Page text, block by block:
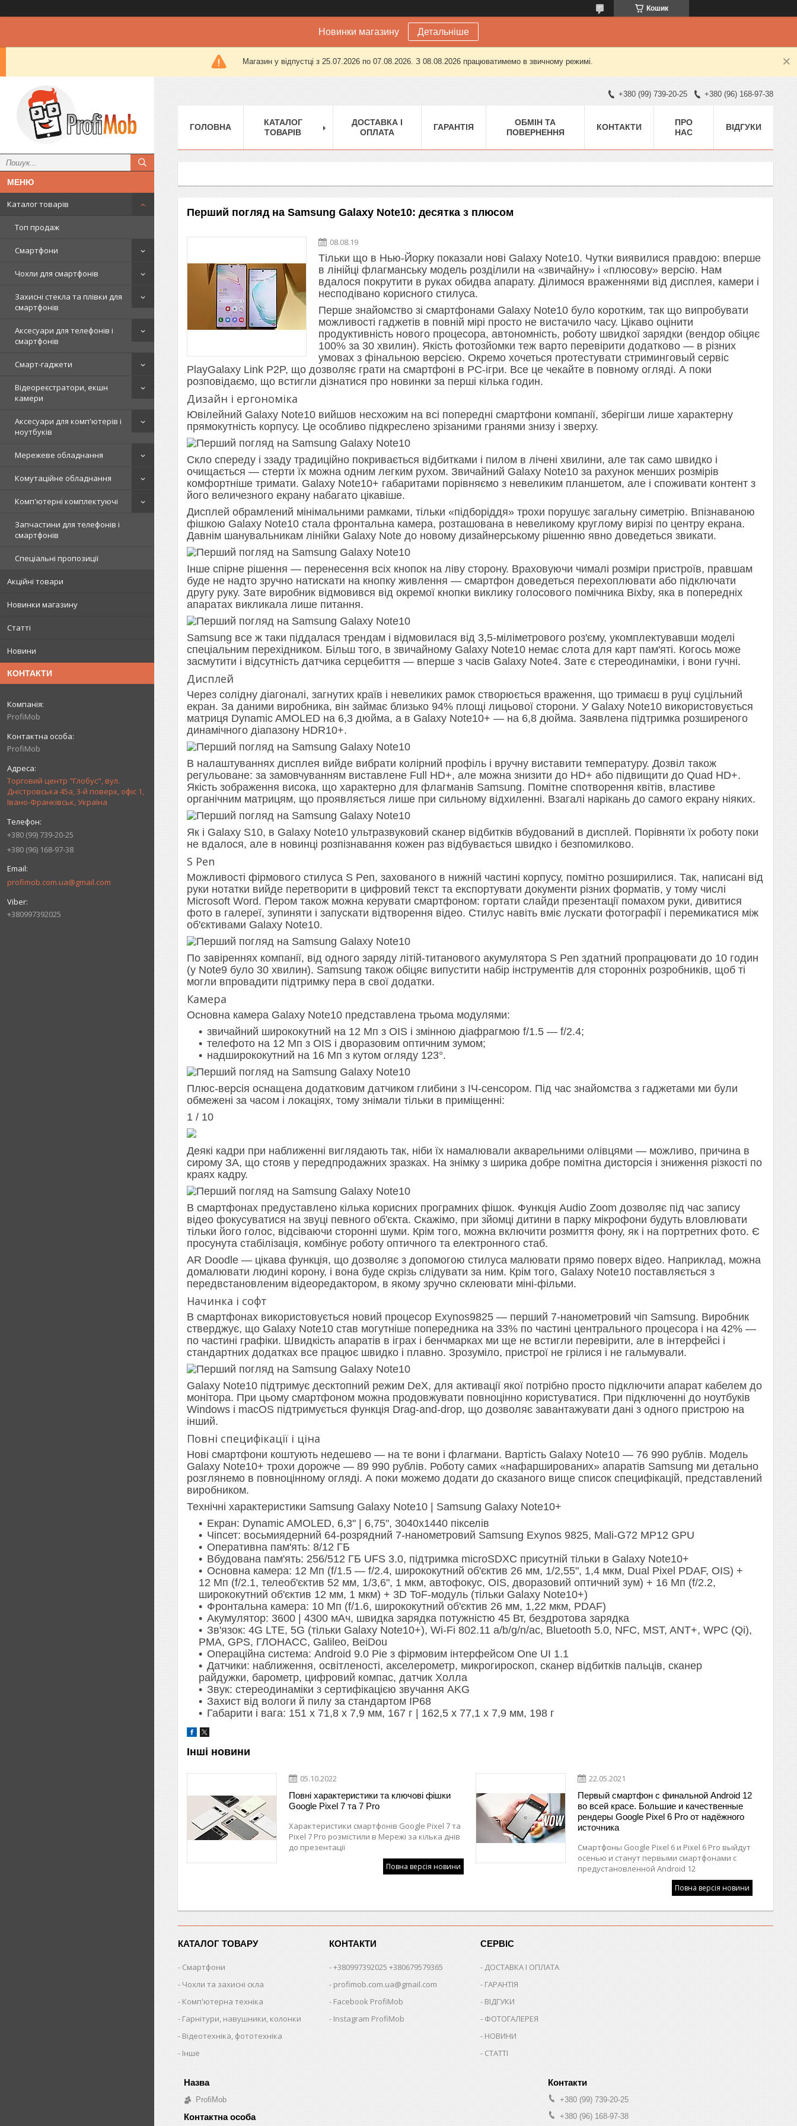
Кошик
Новинки магазину Детальніше
Магазин у відпустці з 25.07.2026 по 07.08.2026. З 08.08.2026 працюватимемо в звичному режимі.
Каталог товарів
Топ продаж
Смартфони
Чохли для смартфонів
Захисні стекла та плівки для
смартфонів
Аксесуари для телефонів і
смартфонів
Смарт-гаджети
Відеореєстратори, екшн
камери
Аксесуари для комп'ютерів і
ноутбуків
Мережеве обладнання
Комутаційне обладнання
Комп'ютерні комплектуючі
Запчастини для телефонів і
смартфонів
Спеціальні пропозиції
Акційні товари
Новинки магазину
Статті
Новини
КОНТАКТИ
ProfiMob
ProfiMob
Торговий центр "Глобус", вул.
Дністровська 45а, 3-й поверх, офіс 1,
Івано-Франківськ, Україна
+380 (99) 739-20-25
+380 (96) 168-97-38
profimob.com.ua@gmail.com
+380997392025
+380 (99) 739-20-25 +380 (96) 168-97-38
ГОЛОВНА
КАТАЛОГ
ТОВАРІВ
ДОСТАВКА І
ОПЛАТА
ГАРАНТІЯ
ОБМІН ТА
ПОВЕРНЕННЯ
КОНТАКТИ
ПРО
НАС
ВІДГУКИ
Перший погляд на Samsung Galaxy Note10: десятка з плюсом
08.08.19
Тільки що в Нью-Йорку показали нові Galaxy Note10. Чутки виявилися правдою: вперше
в лінійці флагманську модель розділили на «звичайну» і «плюсову» версію. Нам
вдалося покрутити в руках обидва апарату. Ділимося враженнями від дисплея, камери і
несподівано корисного стилуса.
Перше знайомство зі смартфонами Galaxy Note10 було коротким, так що випробувати
можливості гаджетів в повній мірі просто не вистачило часу. Цікаво оцінити
продуктивність нового процесора, автономність, роботу швидкої зарядки (вендор обіцяє
100% за 30 хвилин). Якість фотозйомки теж варто перевірити додатково — в різних
умовах з фінальною версією. Окремо хочеться протестувати стриминговый сервіс
PlayGalaxy Link P2P, що дозволяє грати на смартфоні в PC-ігри. Все це чекайте в повному огляді. А поки
розповідаємо, що встигли дізнатися про новинки за перші кілька годин.
Дизайн і ергономіка
Ювілейний Galaxy Note10 вийшов несхожим на всі попередні смартфони компанії, зберігши лише характерну
прямокутність корпусу. Це особливо підкреслено зрізаними гранями знизу і зверху.
Скло спереду і ззаду традиційно покривається відбитками і пилом в лічені хвилини, але так само швидко і
очищається — стерти їх можна одним легким рухом. Звичайний Galaxy Note10 за рахунок менших розмірів
комфортніше тримати. Galaxy Note10+ габаритами порівняємо з невеликим планшетом, але і споживати контент з
його величезного екрану набагато цікавіше.
Дисплей обрамлений мінімальними рамками, тільки «підборіддя» трохи порушує загальну симетрію. Впізнаваною
фішкою Galaxy Note10 стала фронтальна камера, розташована в невеликому круглому вирізі по центру екрана.
Давнім шанувальникам лінійки Galaxy Note до новому дизайнерському рішенню явно доведеться звикати.
Інше спірне рішення — перенесення всіх кнопок на ліву сторону. Враховуючи чималі розміри пристроїв, правшам
буде не надто зручно натискати на кнопку живлення — смартфон доведеться перехоплювати або підключати
другу руку. Зате виробник відмовився від окремої кнопки виклику голосового помічника Bixby, яка в попередніх
апаратах викликала лише питання.
Samsung все ж таки піддалася трендам і відмовилася від 3,5-міліметрового роз'єму, укомплектувавши моделі
спеціальним перехідником. Більш того, в звичайному Galaxy Note10 немає слота для карт пам'яті. Когось може
засмутити і відсутність датчика серцебиття — вперше з часів Galaxy Note4. Зате є стереодинаміки, і вони гучні.
Дисплей
Через солідну діагоналі, загнутих країв і невеликих рамок створюється враження, що тримаєш в руці суцільний
екран. За даними виробника, він займає близько 94% площі лицьової сторони. У Galaxy Note10 використовується
матриця Dynamic AMOLED на 6,3 дюйма, а в Galaxy Note10+ — на 6,8 дюйма. Заявлена підтримка розширеного
динамічного діапазону HDR10+.
В налаштуваннях дисплея вийде вибрати колірний профіль і вручну виставити температуру. Дозвіл також
регульоване: за замовчуванням виставлене Full HD+, але можна знизити до HD+ або підвищити до Quad HD+.
Якість зображення висока, що характерно для флагманів Samsung. Помітне спотворення квітів, властиве
органічним матрицям, що проявляється лише при сильному відхиленні. Взагалі нарікань до самого екрану ніяких.
Як і Galaxy S10, в Galaxy Note10 ультразвуковий сканер відбитків вбудований в дисплей. Порівняти їх роботу поки
не вдалося, але в новинці розпізнавання кожен раз відбувається швидко і безпомилково.
S Pen
Можливості фірмового стилуса S Pen, захованого в нижній частині корпусу, помітно розширилися. Так, написані від
руки нотатки вийде перетворити в цифровий текст та експортувати документи різних форматів, у тому числі
Microsoft Word. Пером також можна керувати смартфоном: гортати слайди презентації помахом руки, дивитися
фото в галереї, зупиняти і запускати відтворення відео. Стилус навіть вміє лускати фотографії і перемикатися між
об'єктивами Galaxy Note10.
По завіреннях компанії, від одного заряду літій-титанового акумулятора S Pen здатний пропрацювати до 10 годин
(у Note9 було 30 хвилин). Samsung також обіцяє випустити набір інструментів для сторонніх розробників, щоб ті
могли впровадити підтримку пера в свої додатки.
Камера
Основна камера Galaxy Note10 представлена трьома модулями:
звичайний ширококутний на 12 Мп з OIS і змінною діафрагмою f/1.5 — f/2.4;
телефото на 12 Мп з OIS і дворазовим оптичним зумом;
надширококутний на 16 Мп з кутом огляду 123°.
Плюс-версія оснащена додатковим датчиком глибини з ІЧ-сенсором. Під час знайомства з гаджетами ми були
обмежені за часом і локаціях, тому знімали тільки в приміщенні:
1 / 10
Деякі кадри при наближенні виглядають так, ніби їх намалювали акварельними олівцями — можливо, причина в
сирому ЗА, що стояв у передпродажних зразках. На знімку з ширика добре помітна дисторсія і зниження різкості по
краях кадру.
В смартфонах предуставлено кілька корисних програмних фішок. Функція Audio Zoom дозволяє під час запису
відео фокусуватися на звуці певного об'єкта. Скажімо, при зйомці дитини в парку мікрофони будуть вловлювати
тільки його голос, відсіваючи сторонні шуми. Крім того, можна включити розмиття фону, як і на портретних фото. Є
просунута стабілізація, комбінує роботу оптичного та електронного стаб.
AR Doodle — цікава функція, що дозволяє з допомогою стилуса малювати прямо поверх відео. Наприклад, можна
домалювати людині корону, і вона буде скрізь слідувати за ним. Крім того, Galaxy Note10 поставляється з
передвстановленим відеоредактором, в якому зручно склеювати міні-фільми.
Начинка і софт
В смартфонах використовується новий процесор Exynos9825 — перший 7-нанометровий чіп Samsung. Виробник
стверджує, що Galaxy Note10 став могутніше попередника на 33% по частині центрального процесора і на 42% —
по частині графіки. Швидкість апаратів в іграх і бенчмарках ми ще не встигли перевірити, але в інтерфейсі і
стандартних додатках все працює швидко і плавно. Зрозуміло, пристрої не грілися і не гальмували.
Galaxy Note10 підтримує десктопний режим DeX, для активації якої потрібно просто підключити апарат кабелем до
монітора. При цьому смартфоном можна продовжувати повноцінно користуватися. При підключенні до ноутбуків
Windows і macOS підтримується функція Drag-and-drop, що дозволяє завантажувати дані з одного пристрою на
інший.
Повні специфікації і ціна
Нові смартфони коштують недешево — на те вони і флагмани. Вартість Galaxy Note10 — 76 990 рублів. Модель
Galaxy Note10+ трохи дорожче — 89 990 рублів. Роботу самих «нафаршированих» апаратів Samsung ми детально
розглянемо в повноцінному огляді. А поки можемо додати до сказаного вище список специфікацій, представлений
виробником.
Технічні характеристики Samsung Galaxy Note10 | Samsung Galaxy Note10+
Екран: Dynamic AMOLED, 6,3" | 6,75", 3040х1440 пікселів
Чіпсет: восьмиядерний 64-розрядний 7-нанометровий Samsung Exynos 9825, Mali-G72 MP12 GPU
Оперативна пам'ять: 8/12 ГБ
Вбудована пам'ять: 256/512 ГБ UFS 3.0, підтримка microSDXC присутній тільки в Galaxy Note10+
Основна камера: 12 Мп (f/1.5 — f/2.4, ширококутний об'єктив 26 мм, 1/2,55", 1,4 мкм, Dual Pixel PDAF, OIS) +
12 Мп (f/2.1, телеоб'єктив 52 мм, 1/3,6", 1 мкм, автофокус, OIS, дворазовий оптичний зум) + 16 Мп (f/2.2,
ширококутний об'єктив 12 мм, 1 мкм) + 3D ToF-модуль (тільки Galaxy Note10+)
Фронтальна камера: 10 Мп (f/1.6, ширококутний об'єктив 26 мм, 1,22 мкм, PDAF)
Акумулятор: 3600 | 4300 мАч, швидка зарядка потужністю 45 Вт, бездротова зарядка
Зв'язок: 4G LTE, 5G (тільки Galaxy Note10+), Wi-Fi 802.11 a/b/g/n/ac, Bluetooth 5.0, NFC, MST, ANT+, WPC (Qi),
PMA, GPS, ГЛОНАСС, Galileo, BeiDou
Операційна система: Android 9.0 Pie з фірмовим інтерфейсом One UI 1.1
Датчики: наближення, освітленості, акселерометр, микрогироскоп, сканер відбитків пальців, сканер
райдужки, барометр, цифровий компас, датчик Холла
Звук: стереодинаміки з сертифікацією звучання AKG
Захист від вологи й пилу за стандартом IP68
Габарити і вага: 151 x 71,8 x 7,9 мм, 167 г | 162,5 х 77,1 х 7,9 мм, 198 г
Інші новини
05.10.2022
Повні характеристики та ключові фішки
Google Pixel 7 та 7 Pro
Характеристики смартфонів Google Pixel 7 та
Pixel 7 Pro розмістили в Мережі за кілька днів
до презентації
Повна версія новини
22.05.2021
Первый смартфон с финальной Android 12
во всей красе. Большие и качественные
рендеры Google Pixel 6 Pro от надёжного
источника
Смартфоны Google Pixel 6 и Pixel 6 Pro выйдут
осенью и станут первыми смартфонами с
предустановленной Android 12
Повна версія новини
КАТАЛОГ ТОВАРУ
Смартфони
Чохли та захисні скла
Комп'ютерна техніка
Гарнітури, навушники, колонки
Відеотехніка, фототехніка
Інше
КОНТАКТИ
+380997392025 +380679579365
profimob.com.ua@gmail.com
Facebook ProfiMob
Instagram ProfiMob
СЕРВІС
ДОСТАВКА І ОПЛАТА
ГАРАНТІЯ
ВІДГУКИ
ФОТОГАЛЕРЕЯ
НОВИНИ
СТАТТІ
ProfiMob
+380 (99) 739-20-25
+380 (96) 168-97-38